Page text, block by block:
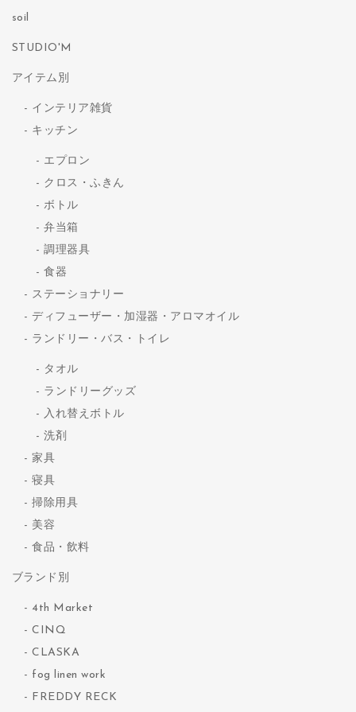
soil
STUDIO'M
アイテム別
インテリア雑貨
キッチン
エプロン
クロス・ふきん
ボトル
弁当箱
調理器具
食器
ステーショナリー
ディフューザー・加湿器・アロマオイル
ランドリー・バス・トイレ
タオル
ランドリーグッズ
入れ替えボトル
洗剤
家具
寝具
掃除用具
美容
食品・飲料
ブランド別
4th Market
CINQ
CLASKA
fog linen work
FREDDY RECK